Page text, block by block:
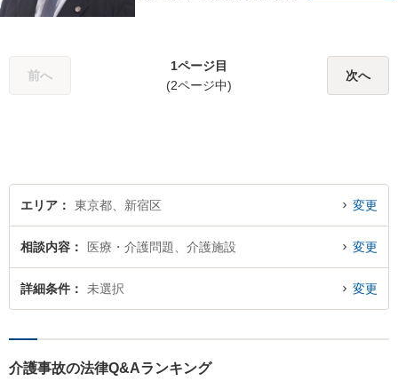
前へ
1ページ目
(2ページ中)
次へ
エリア 東京都、新宿区 変更
相談内容 医療・介護問題、介護施設 変更
詳細条件 未選択 変更
介護事故の法律Q&Aランキング